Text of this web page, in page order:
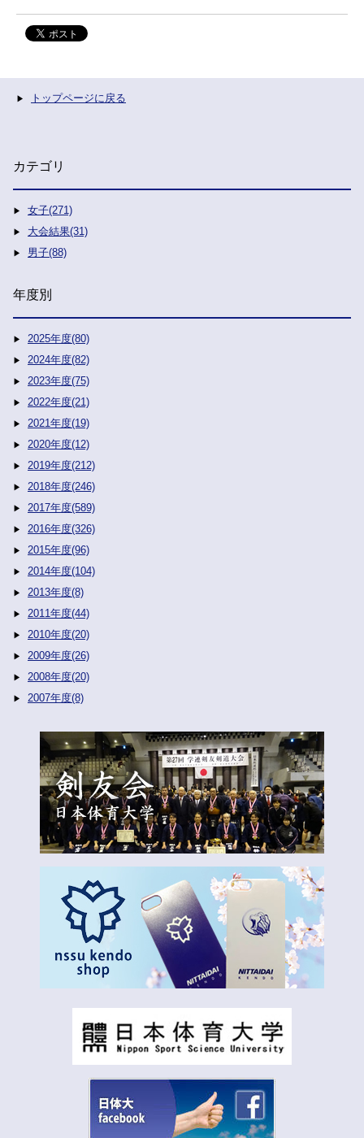
トップページに戻る
カテゴリ
女子(271)
大会結果(31)
男子(88)
年度別
2025年度(80)
2024年度(82)
2023年度(75)
2022年度(21)
2021年度(19)
2020年度(12)
2019年度(212)
2018年度(246)
2017年度(589)
2016年度(326)
2015年度(96)
2014年度(104)
2013年度(8)
2011年度(44)
2010年度(20)
2009年度(26)
2008年度(20)
2007年度(8)